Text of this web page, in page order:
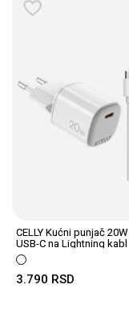
CELLY Kućni punjač
USB-C na Lightning kabl
3.790 RSD